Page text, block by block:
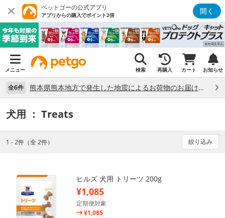
ペットゴーの公式アプリ
アプリからの購入でポイント2倍 開く
メニュー 検索 再購入 カート お知らせ
全6件 熊本県熊本地方で発生した地震によるお荷物のお届け状況について （7/28）
犬用 ： Treats
1 - 2件（全 2件） 絞り込み
ヒルズ 犬用 トリーツ 200g
¥1,085
定期便対象
¥1,085